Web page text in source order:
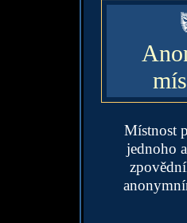
Místnost
jednoho